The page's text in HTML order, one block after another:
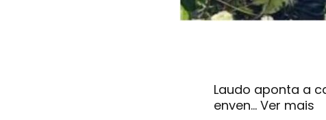
Laudo aponta a
enven… Ver mais